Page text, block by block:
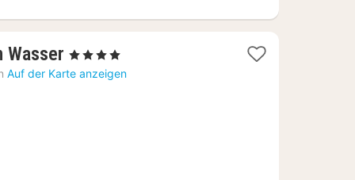
Wasser 1
Nacht
, 4 Sterne
Auf der Karte anzeigen